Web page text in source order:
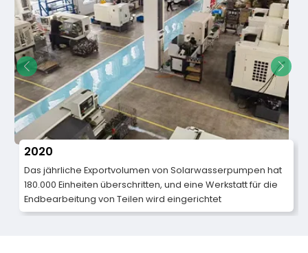
2020
Das jährliche Exportvolumen von Solarwasserpumpen hat
180.000 Einheiten überschritten, und eine Werkstatt für die
Endbearbeitung von Teilen wird eingerichtet